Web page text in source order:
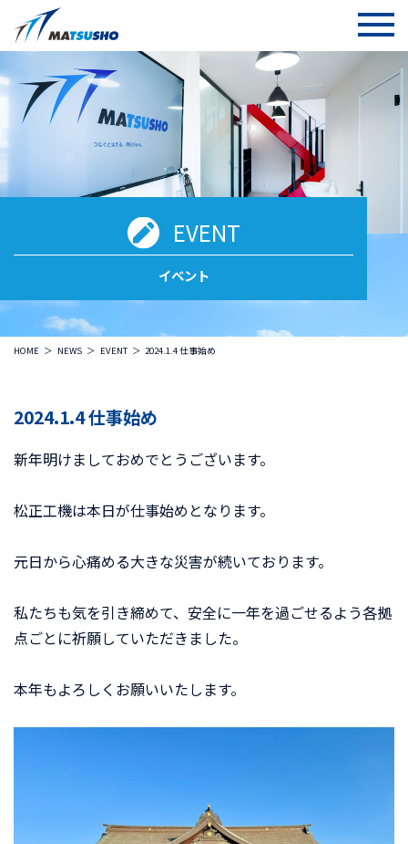
EVENT
イベント
HOME NEWS EVENT 2024.1.4 仕事始め
2024.1.4 仕事始め
新年明けましておめでとうございます。
松正工機は本日が仕事始めとなります。
元日から心痛める大きな災害が続いております。
私たちも気を引き締めて、安全に一年を過ごせるよう各拠
点ごとに祈願していただきました。
本年もよろしくお願いいたします。